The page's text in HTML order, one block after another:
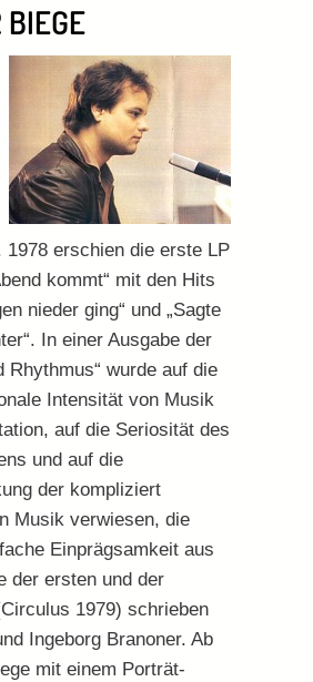
BIEGE
1978 erschien die erste LP
kommt“ mit den Hits
nieder ging“ und „Sagte
In einer Ausgabe der
Rhythmus“ wurde auf die
Intensität von Musik
auf die Seriosität des
und auf die
der kompliziert
Musik verwiesen, die
Einprägsamkeit aus
der ersten und der
1979) schrieben
Ingeborg Branoner. Ab
mit einem Porträt-